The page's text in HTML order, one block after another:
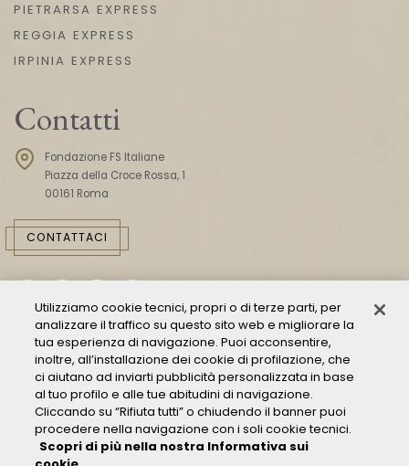
PIETRARSA EXPRESS
REGGIA EXPRESS
IRPINIA EXPRESS
Contatti
Fondazione FS Italiane
Piazza della Croce Rossa, 1
00161 Roma
CONTATTACI
Consulta il Modello 231
Gestione delle segnalazioni - Whistleblowing
Condizioni Generali di Trasporto
Privacy policy
Utilizziamo cookie tecnici, propri o di terze parti, per
analizzare il traffico su questo sito web e migliorare la
tua esperienza di navigazione. Puoi acconsentire,
inoltre, all’installazione dei cookie di profilazione, che
ci aiutano ad inviarti pubblicità personalizzata in base
al tuo profilo e alle tue abitudini di navigazione.
Cliccando su “Rifiuta tutti” o chiudendo il banner puoi
procedere nella navigazione con i soli cookie tecnici.
Scopri di più nella nostra Informativa sui